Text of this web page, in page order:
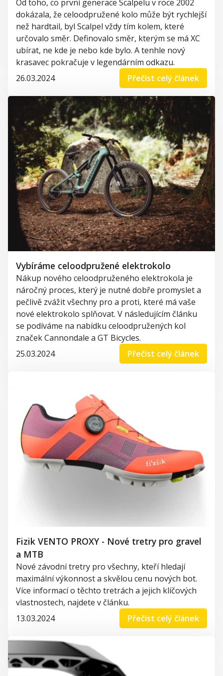
Od toho, co první generace Scalpelu v roce 2002
dokázala, že celoodpružené kolo může být rychlejší
než hardtail, byl Scalpel vždy tím kolem, které
určovalo směr. Definovalo směr, kterým se má XC
ubírat, ne kde je nebo kde bylo. A tenhle nový
krasavec pokračuje v legendárním odkazu.
26.03.2024
Přečíst celý článek
Vybíráme celoodpružené elektrokolo
Nákup nového celoodpruženého elektrokola je
náročný proces, který je nutné dobře promyslet a
pečlivě zvážit všechny pro a proti, které má vaše
nové elektrokolo splňovat. V následujícím článku
se podíváme na nabídku celoodpružených kol
značekCannondale a GT Bicycles.
25.03.2024
Přečíst celý článek
Fizik VENTO PROXY - Nové tretry pro gravel
a MTB
Nové závodní tretry pro všechny, kteří hledají
maximální výkonnost a skvělou cenu nových bot.
Více informací o těchto tretrách a jejich klíčových
vlastnostech, najdete v článku.
13.03.2024
Přečíst celý článek